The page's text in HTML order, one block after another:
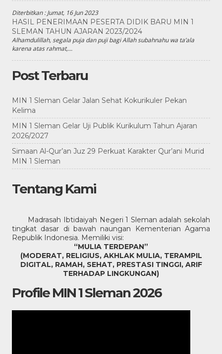
Diterbitkan :Jumat, 16 Jun 2023
HASIL PENERIMAAN PESERTA DIDIK BARU MIN 1
SLEMAN TAHUN AJARAN 2023/2024
Alhamdulillah, segala puja dan puji bagi Allah subahnahu wa ta’ala
karena atas rahmat,...
Post Terbaru
MIN 1 Sleman Gelar Jalan Sehat Kokurikuler Pekan
Kelima
MIN 1 Sleman Gelar Uji Publik Kurikulum Tahun Ajaran
2026/2027
Simaan Al-Qur’an Juz 29 Perkuat Karakter Qur’ani Murid
MIN 1 Sleman
Tentang Kami
Madrasah Ibtidaiyah Negeri 1 Sleman adalah sekolah
tingkat dasar di bawah naungan Kementerian Agama
Republik Indonesia. Memiliki visi:
“MULIA TERDEPAN”
(MODERAT, RELIGIUS, AKHLAK MULIA, TERAMPIL
DIGITAL, RAMAH, SEHAT, PRESTASI TINGGI, ARIF
TERHADAP LINGKUNGAN)
Profile MIN 1 Sleman 2026